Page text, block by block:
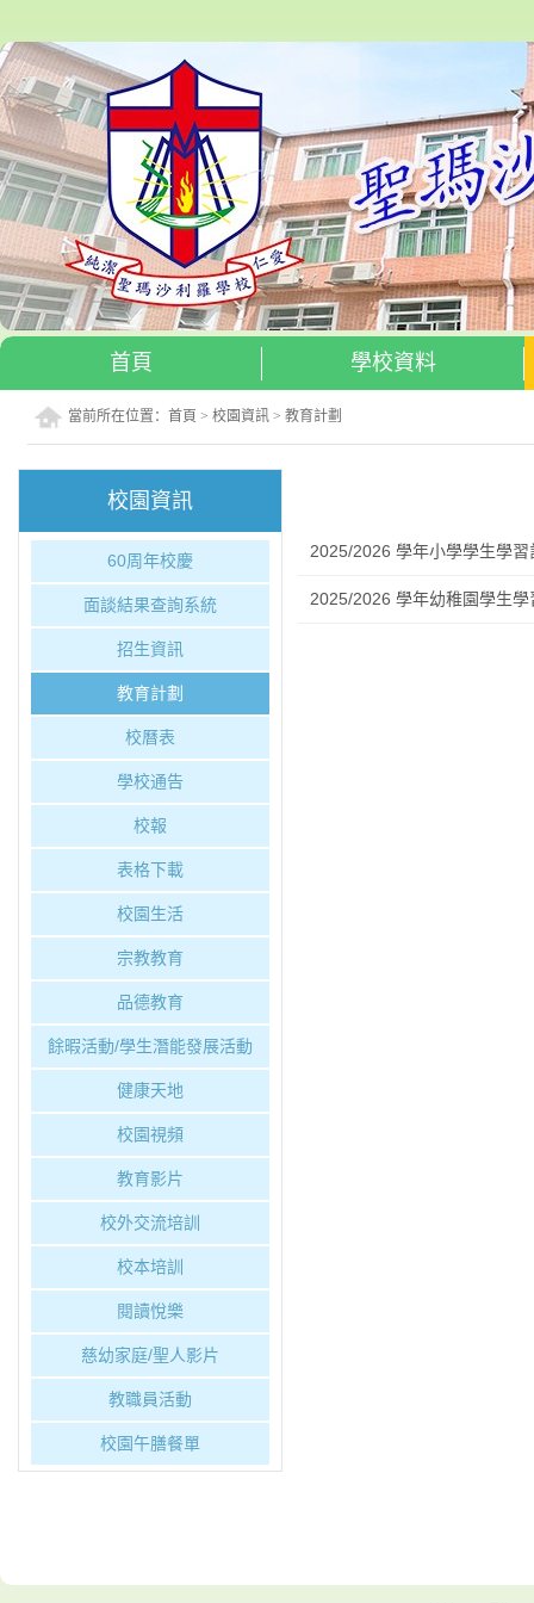
首頁 學校資料
當前所在位置：首頁 >校園資訊 >教育計劃
校園資訊
60周年校慶
面談結果查詢系統
招生資訊
教育計劃
校曆表
學校通告
校報
表格下載
校園生活
宗教教育
品德教育
餘暇活動/學生潛能發展活動
健康天地
校園視頻
教育影片
校外交流培訓
校本培訓
閱讀悅樂
慈幼家庭/聖人影片
教職員活動
校園午膳餐單
2025/2026 學年小學學生學習
2025/2026 學年幼稚園學生學